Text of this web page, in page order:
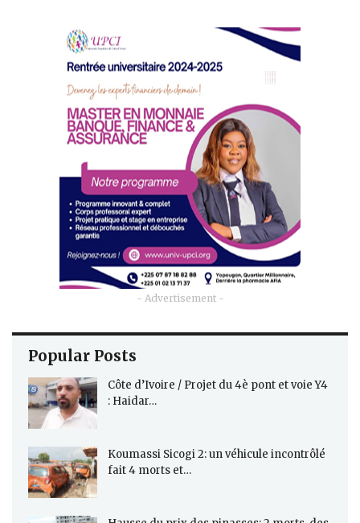
- Advertisement -
Popular Posts
Côte d’Ivoire / Projet du 4è pont et voie Y4
: Haidar…
Koumassi Sicogi 2: un véhicule incontrôlé
fait 4 morts et…